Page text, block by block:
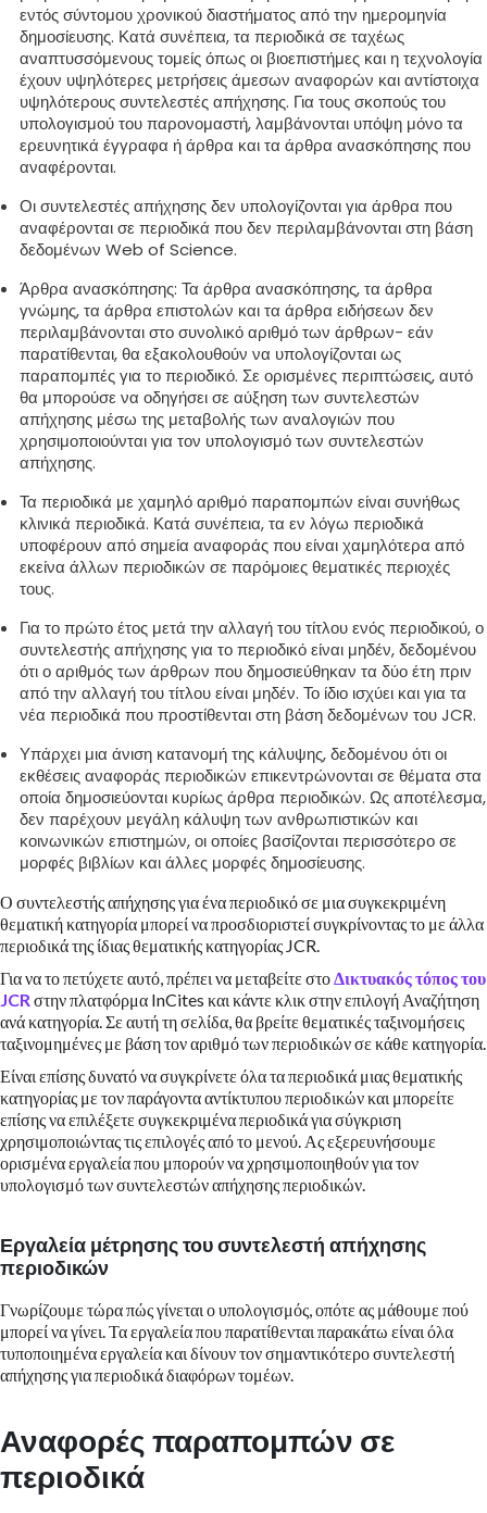
εντός σύντομου χρονικού διαστήματος από την ημερομηνία
δημοσίευσης. Κατά συνέπεια, τα περιοδικά σε ταχέως
αναπτυσσόμενους τομείς όπως οι βιοεπιστήμες και η τεχνολογία
έχουν υψηλότερες μετρήσεις άμεσων αναφορών και αντίστοιχα
υψηλότερους συντελεστές απήχησης. Για τους σκοπούς του
υπολογισμού του παρονομαστή, λαμβάνονται υπόψη μόνο τα
ερευνητικά έγγραφα ή άρθρα και τα άρθρα ανασκόπησης που
αναφέρονται.
Οι συντελεστές απήχησης δεν υπολογίζονται για άρθρα που
αναφέρονται σε περιοδικά που δεν περιλαμβάνονται στη βάση
δεδομένων Web of Science.
Άρθρα ανασκόπησης: Τα άρθρα ανασκόπησης, τα άρθρα
γνώμης, τα άρθρα επιστολών και τα άρθρα ειδήσεων δεν
περιλαμβάνονται στο συνολικό αριθμό των άρθρων- εάν
παρατίθενται, θα εξακολουθούν να υπολογίζονται ως
παραπομπές για το περιοδικό. Σε ορισμένες περιπτώσεις, αυτό
θα μπορούσε να οδηγήσει σε αύξηση των συντελεστών
απήχησης μέσω της μεταβολής των αναλογιών που
χρησιμοποιούνται για τον υπολογισμό των συντελεστών
απήχησης.
Τα περιοδικά με χαμηλό αριθμό παραπομπών είναι συνήθως
κλινικά περιοδικά. Κατά συνέπεια, τα εν λόγω περιοδικά
υποφέρουν από σημεία αναφοράς που είναι χαμηλότερα από
εκείνα άλλων περιοδικών σε παρόμοιες θεματικές περιοχές
τους.
Για το πρώτο έτος μετά την αλλαγή του τίτλου ενός περιοδικού, ο
συντελεστής απήχησης για το περιοδικό είναι μηδέν, δεδομένου
ότι ο αριθμός των άρθρων που δημοσιεύθηκαν τα δύο έτη πριν
από την αλλαγή του τίτλου είναι μηδέν. Το ίδιο ισχύει και για τα
νέα περιοδικά που προστίθενται στη βάση δεδομένων του JCR.
Υπάρχει μια άνιση κατανομή της κάλυψης, δεδομένου ότι οι
εκθέσεις αναφοράς περιοδικών επικεντρώνονται σε θέματα στα
οποία δημοσιεύονται κυρίως άρθρα περιοδικών. Ως αποτέλεσμα,
δεν παρέχουν μεγάλη κάλυψη των ανθρωπιστικών και
κοινωνικών επιστημών, οι οποίες βασίζονται περισσότερο σε
μορφές βιβλίων και άλλες μορφές δημοσίευσης.
Ο συντελεστής απήχησης για ένα περιοδικό σε μια συγκεκριμένη
θεματική κατηγορία μπορεί να προσδιοριστεί συγκρίνοντας το με άλλα
περιοδικά της ίδιας θεματικής κατηγορίας JCR.
Για να το πετύχετε αυτό, πρέπει να μεταβείτε στοΔικτυακός τόπος του
JCR στην πλατφόρμα InCites και κάντε κλικ στην επιλογή Αναζήτηση
ανά κατηγορία. Σε αυτή τη σελίδα, θα βρείτε θεματικές ταξινομήσεις
ταξινομημένες με βάση τον αριθμό των περιοδικών σε κάθε κατηγορία.
Είναι επίσης δυνατό να συγκρίνετε όλα τα περιοδικά μιας θεματικής
κατηγορίας με τον παράγοντα αντίκτυπου περιοδικών και μπορείτε
επίσης να επιλέξετε συγκεκριμένα περιοδικά για σύγκριση
χρησιμοποιώντας τις επιλογές από το μενού. Ας εξερευνήσουμε
ορισμένα εργαλεία που μπορούν να χρησιμοποιηθούν για τον
υπολογισμό των συντελεστών απήχησης περιοδικών.
Εργαλεία μέτρησης του συντελεστή απήχησης
περιοδικών
Γνωρίζουμε τώρα πώς γίνεται ο υπολογισμός, οπότε ας μάθουμε πού
μπορεί να γίνει. Τα εργαλεία που παρατίθενται παρακάτω είναι όλα
τυποποιημένα εργαλεία και δίνουν τον σημαντικότερο συντελεστή
απήχησης για περιοδικά διαφόρων τομέων.
Αναφορές παραπομπών σε
περιοδικά